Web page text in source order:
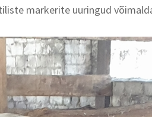
markerite uuringud